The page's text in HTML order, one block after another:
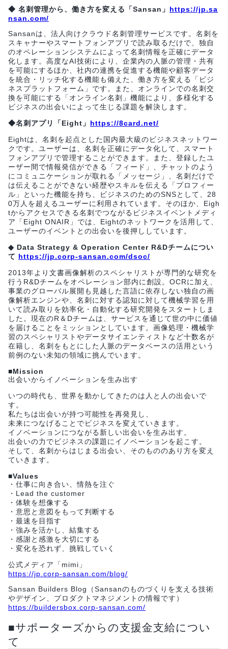
◆ 名刺管理から、働き方を変える「Sansan」 https://jp.sa
nsan.com/
Sansanは、法人向けクラウド名刺管理サービスです。名刺を
スキャナーやスマートフォンアプリで読み取るだけで、独自
のオペレーションシステムによって名刺情報を正確にデータ
化します。高度なAI技術により、企業内の人脈の管理・共有
を可能にするほか、社内の連携を促進する機能や顧客データ
を統合・リッチ化する機能も備えた、働き方を変える「ビジ
ネスプラットフォーム」です。また、オンラインでの名刺交
換を可能にする「オンライン名刺」機能により、多様化する
ビジネスの出会いによって生じる課題を解決します。
◆名刺アプリ「Eight」 https://8card.net/
Eightは、名刺を起点とした国内最大級のビジネスネットワー
クです。ユーザーは、名刺を正確にデータ化して、スマート
フォンアプリで管理することができます。また、登録したユ
ーザー間で情報発信ができる「フィード」、チャットのよう
にコミュニケーションが取れる「メッセージ」、名刺だけで
は伝えることができない経歴やスキルを伝える「プロフィー
ル」といった機能を持ち、ビジネスのためのSNSとして、28
0万人を超えるユーザーに利用されています。そのほか、Eigh
tからアクセスできる名刺でつながるビジネスイベントメディ
ア「Eight ONAIR」では、Eightのネットワークを活用して、
ユーザーのイベントとの出会いを後押ししています。
◆ Data Strategy & Operation Center R&Dチームについ
て https://jp.corp-sansan.com/dsoc/
2013年より文書画像解析のスペシャリストが専門的な研究を
行うR&Dチームをオペレーション部内に創設。OCRに加え、
事業のグローバル展開も見越した言語に依存しない独自の画
像解析エンジンや、名刺に対する認知に対して機械学習を用
いて読み取りを効率化・自動化する研究開発をスタートしま
した。現在のR＆Dチームは、サービスを通じて世の中に価値
を届けることをミッションとしています。画像処理・機械学
習のスペシャリストやデータサイエンティストなど十数名が
在籍し、名刺をもとにした人脈のデータベースの活用という
前例のない未知の領域に挑んでいます。
■Mission
出会いからイノベーションを生み出す
いつの時代も、世界を動かしてきたのは人と人の出会いで
す。
私たちは出会いが持つ可能性を再発見し、
未来につなげることでビジネスを変えていきます。
イノベーションにつながる新しい出会いを生み出す。
出会いの力でビジネスの課題にイノベーションを起こす。
そして、名刺からはじまる出会い、そのもののあり方を変え
ていきます。
■Values
・仕事に向き合い、情熱を注ぐ
・Lead the customer
・体験を想像する
・意思と意図をもって判断する
・最速を目指す
・強みを活かし、結集する
・感謝と感激を大切にする
・変化を恐れず、挑戦していく
公式メディア「mimi」
https://jp.corp-sansan.com/blog/
Sansan Builders Blog（Sansanのものづくりを支える技術
やデザイン、プロダクトマネジメントの情報です）
https://buildersbox.corp-sansan.com/
■サポーターズからの支援金支給につい
て